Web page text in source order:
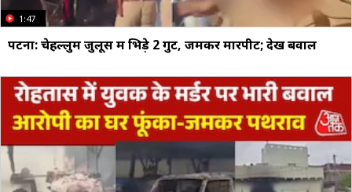
1:47
पटना: चेहल्लुम जुलूस में भिड़े 2 गुट, जमकर मारपीट; देखें बवाल